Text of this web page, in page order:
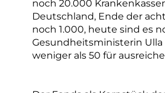
noch 20.000
Deutschland, Ende der
noch 1.000, heute sind es
Gesundheitsministerin
weniger als 50 für